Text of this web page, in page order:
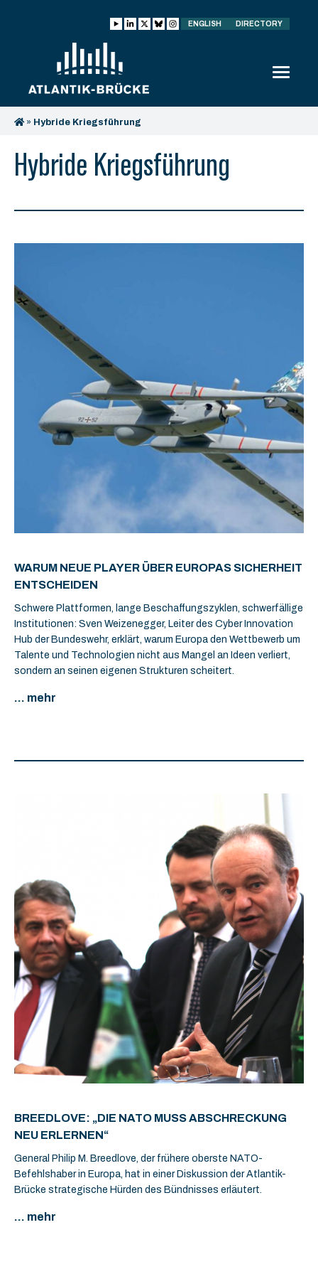
ENGLISH DIRECTORY
» Hybride Kriegsführung
Hybride Kriegsführung
WARUM NEUE PLAYER ÜBER EUROPAS SICHERHEIT
ENTSCHEIDEN
Schwere Plattformen, lange Beschaffungszyklen, schwerfällige
Institutionen: Sven Weizenegger, Leiter des Cyber Innovation
Hub der Bundeswehr, erklärt, warum Europa den Wettbewerb um
Talente und Technologien nicht aus Mangel an Ideen verliert,
sondern an seinen eigenen Strukturen scheitert.
... mehr
BREEDLOVE: „DIE NATO MUSS ABSCHRECKUNG
NEU ERLERNEN“
General Philip M. Breedlove, der frühere oberste NATO-
Befehlshaber in Europa, hat in einer Diskussion der Atlantik-
Brücke strategische Hürden des Bündnisses erläutert.
... mehr